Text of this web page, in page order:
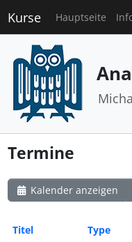
Kurse Hauptseite
Termine
Kalender anzeigen
Titel Type